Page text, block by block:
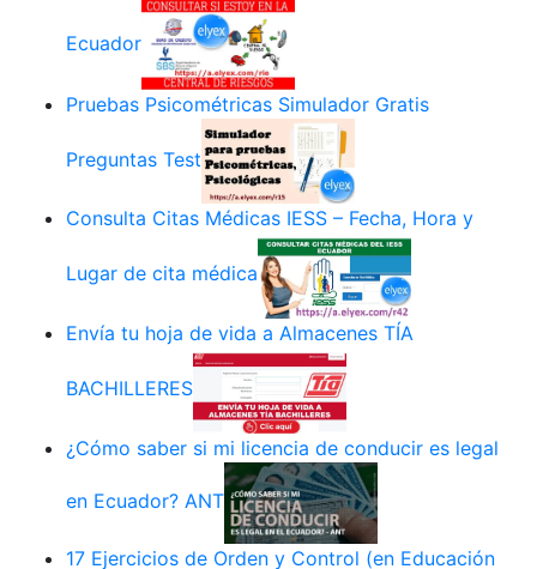
Ecuador
Pruebas Psicométricas Simulador Gratis
Preguntas Test
Consulta Citas Médicas IESS – Fecha, Hora y
Lugar de cita médica
Envía tu hoja de vida a Almacenes TÍA
BACHILLERES
¿Cómo saber si mi licencia de conducir es legal
en Ecuador? ANT
17 Ejercicios de Orden y Control (en Educación